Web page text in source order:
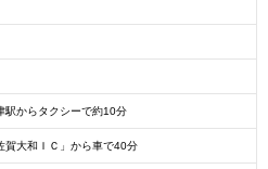
駅からタクシーで約10分
賀大和ＩＣ」から車で40分